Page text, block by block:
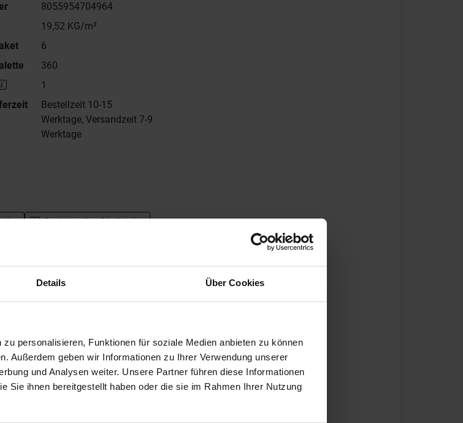
Details Über Cookies
personalisieren, Funktionen für soziale Medien anbieten zu können
Außerdem geben wir Informationen zu Ihrer Verwendung unserer
und Analysen weiter. Unsere Partner führen diese Informationen
Sie ihnen bereitgestellt haben oder die sie im Rahmen Ihrer Nutzung
8055954704964
19,52 KG/m²
6
360
1
Bestellzeit 10-15
Werktage, Versandzeit 7-9
Werktage
Sant Agostino Iki - Katalog